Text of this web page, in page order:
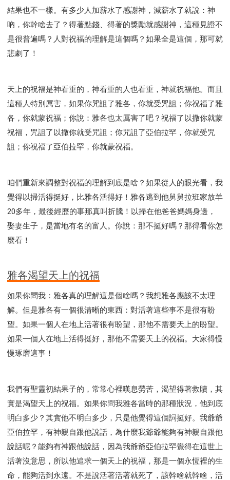
結果也不一樣。有多少人加薪水了感謝神，減薪水了就說：神
吶，你幹啥去了？得著點錢、得著的獎勵就感謝神，這種見證不
是很普遍嗎？人對祝福的理解是這個嗎？如果全是這個，那可就
悲劇了！
天上的祝福是神看重的，神看重的人也看重，神就祝福他。而且
這種人特別厲害，如果你咒詛了雅各，你就受咒詛；你祝福了雅
各，你就蒙祝福；你說：雅各也太厲害了吧？祝福了以撒你就蒙
祝福，咒詛了以撒你就受咒詛；你咒詛了亞伯拉罕，你就受咒
詛；你祝福了亞伯拉罕，你就蒙祝福。
咱們重新來調整對祝福的理解到底是啥？如果從人的眼光看，我
覺得以掃活得挺好，比雅各活得好！雅各逃到他舅舅拉班家放羊
20多年，最後經歷的事那真叫折騰！以掃在他爸爸媽媽身邊，
娶妻生子，是當地有名的富人。你說：那不挺好嗎？那得看你怎
麼看！
雅各渴望天上的祝福
如果你問我：雅各真的理解這是個啥嗎？我想雅各應該不太理
解。但是雅各有一個很清晰的東西：對活著這些事不是很有盼
望。如果一個人在地上活著很有盼望，那他不需要天上的盼望。
如果一個人在地上活得挺好，那他不需要天上的祝福。大家得慢
慢琢磨這事！
我們有聖靈初結果子的，常常心裡嘆息勞苦，渴望得著救贖，其
實是渴望天上的祝福。如果你問我雅各當時的那種狀況，他到底
明白多少？其實他不明白多少，只是他覺得這個詞挺好。我爺爺
亞伯拉罕，有神親自跟他說話，為什麼我爺爺能夠有神親自跟他
說話呢？能夠有神跟他說話，因為我爺爺亞伯拉罕覺得在這世上
活著沒意思，所以他追求一個天上的祝福，那是一個永恆裡的生
命，能夠活到永遠。不是說活著活著就死了，該幹啥就幹啥，活